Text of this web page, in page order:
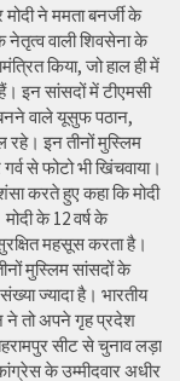
ने ममता बनर्जी के
नेतृत्व वाली शिवसेना के
किया, जो हाल ही में
इन सांसदों में टीएमसी
वाले यूसुफ पठान,
रहे। इन तीनों मुस्लिम
से फोटो भी खिंचवाया।
करते हुए कहा कि मोदी
के 12 वर्ष के
महसूस करता है।
मुस्लिम सांसदों के
ज्यादा है। भारतीय
तो अपने गृह प्रदेश
सीट से चुनाव लड़ा
के उम्मीदवार अधीर